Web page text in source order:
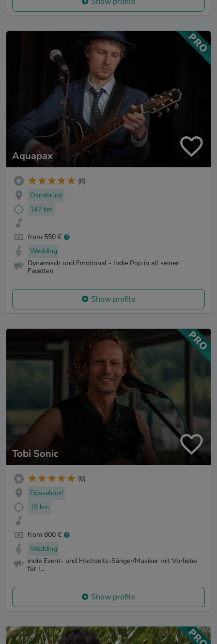
Aquapax
(8)
Osnabrück
147 km
from 550 €
Wedding
Dynamisch und Emotional - Indie Pop in all seinen
Facetten
Show profile
Tobi Sonic
(8)
Düsseldorf
19 km
from 800 €
Wedding
indie Event- und Hochzeits-Sänger/Musiker mit Vorliebe
für I...
Show profile